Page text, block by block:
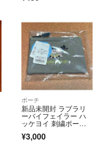
ポーチ
新品未開封 ラブラリ
ーバイフェイラー ハ
ッケヨイ 刺繍ポー
チ 相撲 力士 未使用 ク
ーポン
¥3,000